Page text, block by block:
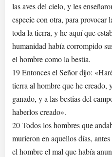
las aves del cielo, y les
especie con otra, para
toda la tierra, y he aquí que
humanidad había corrompido
el hombre como la bestia.
19 Entonces el Señor dijo:
tierra al hombre que he creado,
ganado, y a las bestias del
haberlos creado».
20 Todos los hombres que
murieron en aquellos días,
el hombre el mal que había